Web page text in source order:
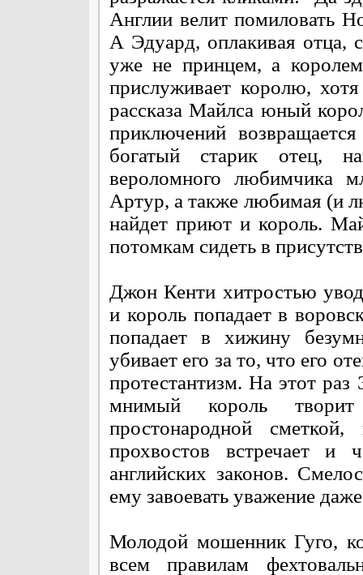
Англии велит помиловать
А Эдуард, оплакивая отца,
уже не принцем, а
прислуживает королю,
рассказа Майлса юный
приключений
богатый старик отец,
вероломного любимчика
Артур, а также любимая (и
найдет приют и король.
потомкам сидеть в
Джон Кенти хитростью
и король попадает в
попадает в хижину
убивает его за то, что его
протестантизм. На этот
мнимый король
простонародной
прохвостов встречает и
английских законов.
ему завоевать уважение
Молодой мошенник Гуго,
всем правилам